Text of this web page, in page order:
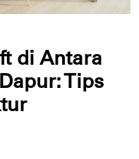
di Antara
Tips